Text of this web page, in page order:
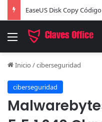
Menú
Inicio /ciberseguridad
ciberseguridad